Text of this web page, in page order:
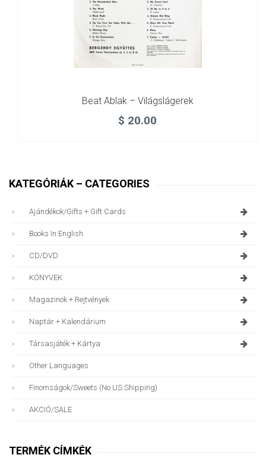
Beat Ablak – Világslágerek
$ 20.00
KATEGÓRIÁK – CATEGORIES
Ajándékok/gifts + Gift Cards
Books In English
CD/DVD
KÖNYVEK
Magazinok + Rejtvények
Naptár + Kalendárium
Társasjáték + Kártya
Other Languages
Finomságok/sweets (no US Shipping)
AKCIÓ/SALE
TERMÉK CÍMKÉK